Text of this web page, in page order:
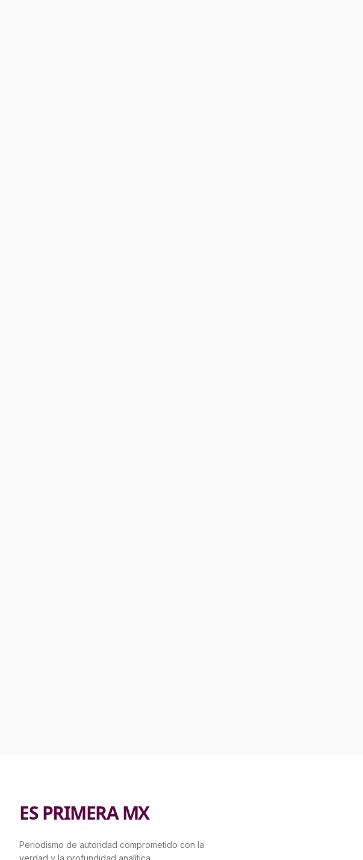
ES PRIMERA MX
Periodismo de autoridad comprometido con la
verdad y la profundidad analítica.